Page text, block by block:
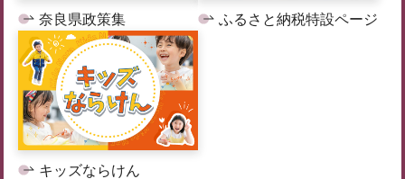
奈良県政策集 ふるさと納税特設ページ
キッズならけん